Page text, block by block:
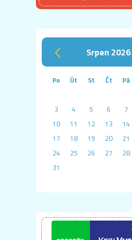
‹ srpen 2026
Po Út St Čt Pá
3
4 5 6 7
10
11 12 13 14
17
18 19 20 21
24
25 26 27 28
31